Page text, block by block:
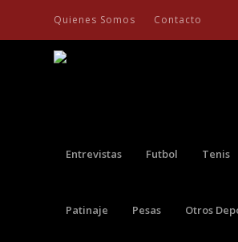
Quienes Somos Contacto
Entrevistas Futbol Tenis
Patinaje Pesas Otros